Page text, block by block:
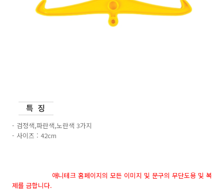
- 검정색,파란색,노란색 3가지
- 사이즈 : 42cm
애니테크 홈페이지의 모든 이미지 및 문구의 무단도용 및 복
제를 금합니다.